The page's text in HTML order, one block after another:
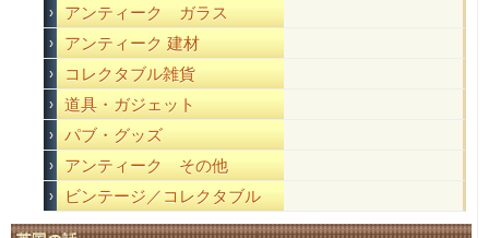
アンティーク ガラス
アンティーク 建材
コレクタブル雑貨
道具・ガジェット
パブ・グッズ
アンティーク その他
ビンテージ／コレクタブル